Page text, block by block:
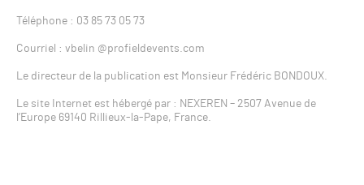
Téléphone : 03 85 73 05 73
Courriel : vbelin @profieldevents.com
Le directeur de la publication est Monsieur Frédéric BONDOUX.
Le site Internet est hébergé par : NEXEREN – 2507 Avenue de
l’Europe 69140 Rillieux-la-Pape, France.